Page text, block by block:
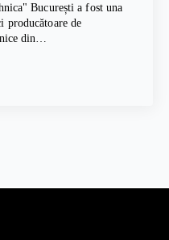
București a fost una
producătoare de
din…